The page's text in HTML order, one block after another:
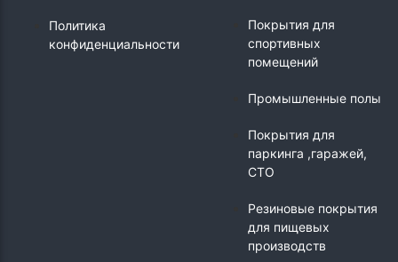
Политика
конфиденциальности
Покрытия для
спортивных
помещений
Промышленные полы
Покрытия для
паркинга ,гаражей,
СТО
Резиновые покрытия
для пищевых
производств